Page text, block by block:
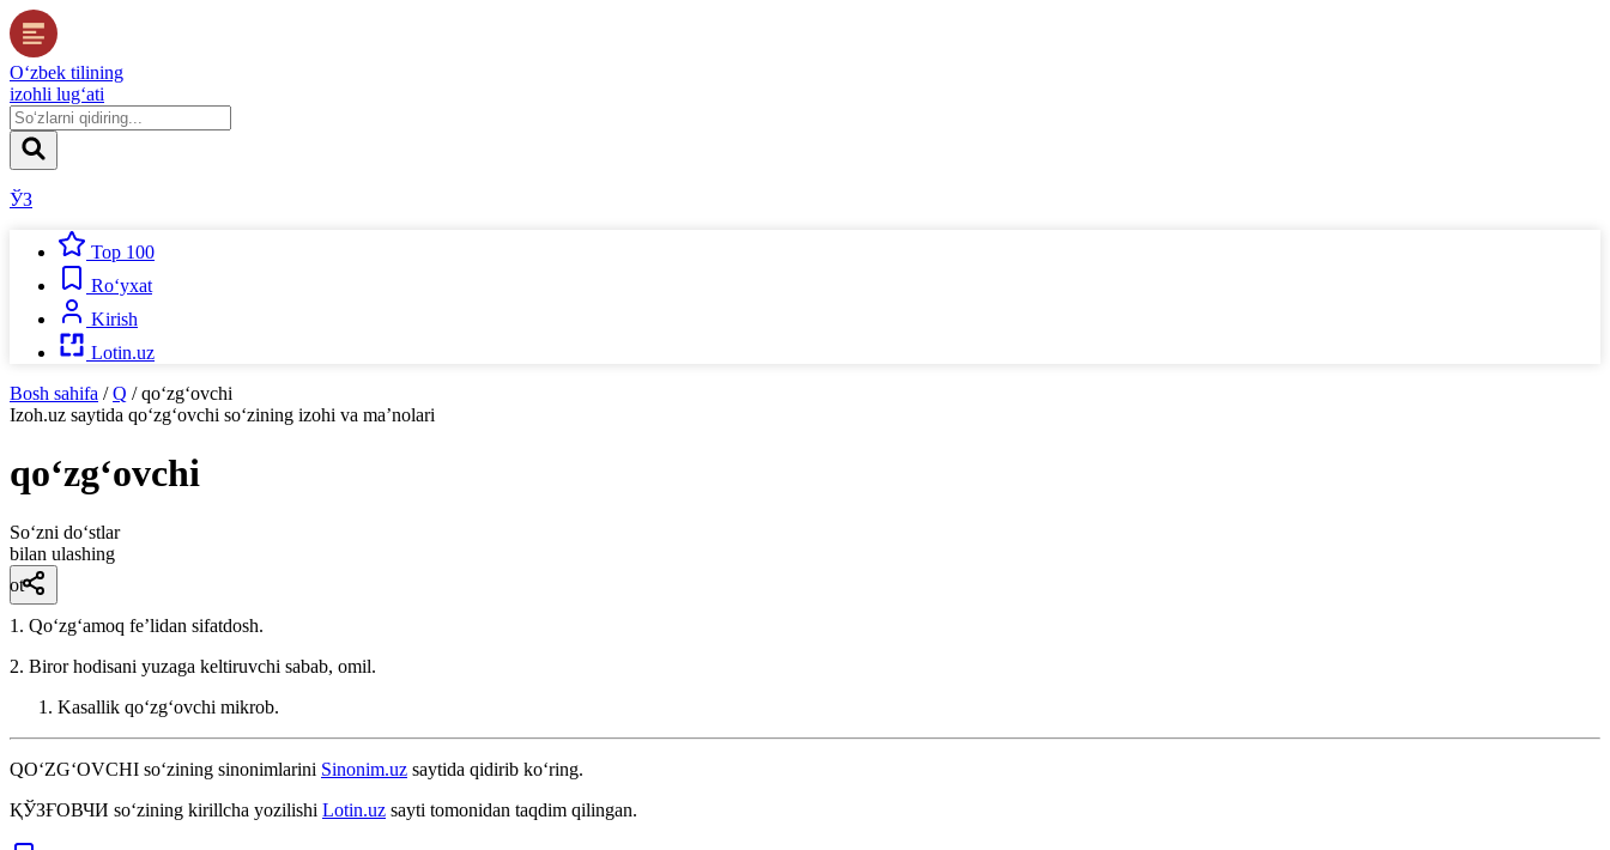
O‘zbek tilining
izohli lug‘ati
ЎЗ
Top 100
Ro‘yxat
Kirish
Lotin.uz
Bosh sahifa / Q / qo‘zg‘ovchi
Izoh.uz saytida qo‘zg‘ovchi so‘zining izohi va ma’nolari
qo‘zg‘ovchi
So‘zni do‘stlar
bilan ulashing
ot
1. Qoʻzgʻamoq feʼlidan sifatdosh.
2. Biror hodisani yuzaga keltiruvchi sabab, omil.
Kasallik qoʻzgʻovchi mikrob.
QO‘ZG‘OVCHI so‘zining sinonimlarini Sinonim.uz saytida qidirib ko‘ring.
ҚЎЗҒОВЧИ so‘zining kirillcha yozilishi Lotin.uz sayti tomonidan taqdim qilingan.